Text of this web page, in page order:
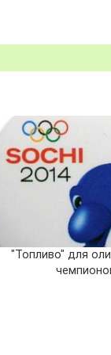
"Топливо" для